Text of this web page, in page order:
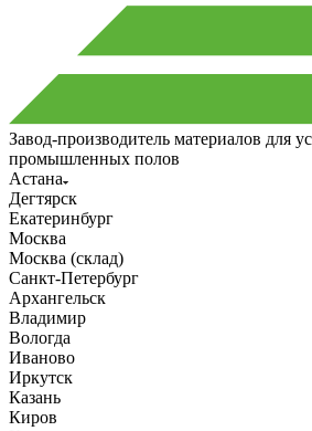
Завод-производитель материалов для
промышленных полов
Астана
Дегтярск
Екатеринбург
Москва
Москва (склад)
Санкт-Петербург
Архангельск
Владимир
Вологда
Иваново
Иркутск
Казань
Киров